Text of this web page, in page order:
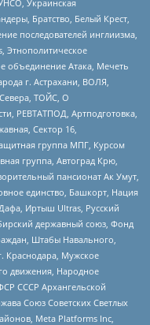
Украинская
Братство, Белый Крест,
последователей инглиизма,
Этнополитическое
объединение Атака, Мечеть
г. Астрахани, ВОЛЯ,
ТОЙС, О
РЕВТАТПОД, Артподготовка,
Сектор 16,
группа МПГ, Курсом
группа, Автоград Крю,
пансионат Ак Умут,
единство, Башкорт, Нация
Иртыш Ultras, Русский
державный союз, Фонд
Штабы Навального,
Краснодара, Мужское
движения, Народное
СССР Архангельской
Союз Советских Светлых
Meta Platforms Inc,